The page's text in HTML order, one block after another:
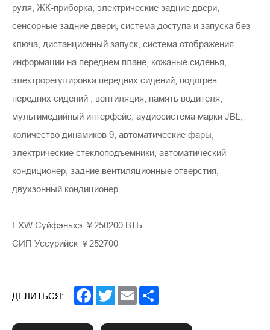
руля, ЖК-приборка, электрические задние двери,
сенсорные задние двери, система доступа и запуска без
ключа, дистанционный запуск, система отображения
информации на переднем плане, кожаные сиденья,
электрорегулировка передних сидений, подогрев
передних сидений , вентиляция, память водителя,
мультимедийный интерфейс, аудиосистема марки JBL,
количество динамиков 9, автоматические фары,
электрические стеклоподъемники, автоматический
кондиционер, задние вентиляционные отверстия,
двухзонный кондиционер
EXW Суйфэньхэ ￥250200 ВТБ
СИП Уссурийск ￥252700
ДЕЛИТЬСЯ: Facebook
TwitterEmail